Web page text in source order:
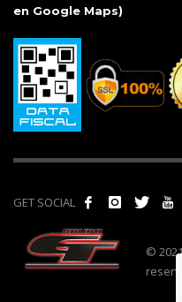
en Google Maps)
GET SOCIAL
©